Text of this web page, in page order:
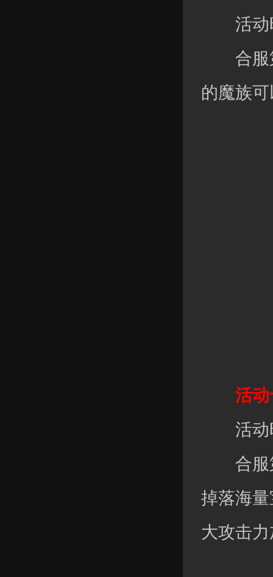
活动
合服第
的魔族
活动
活动
合服第
掉落海
大攻击